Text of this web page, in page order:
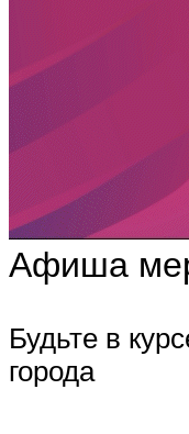
Афиша
Будьте в
города